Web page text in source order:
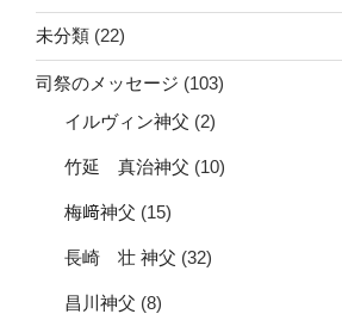
未分類 (22)
司祭のメッセージ (103)
イルヴィン神父 (2)
竹延 真治神父 (10)
梅﨑神父 (15)
長崎 壮 神父 (32)
昌川神父 (8)